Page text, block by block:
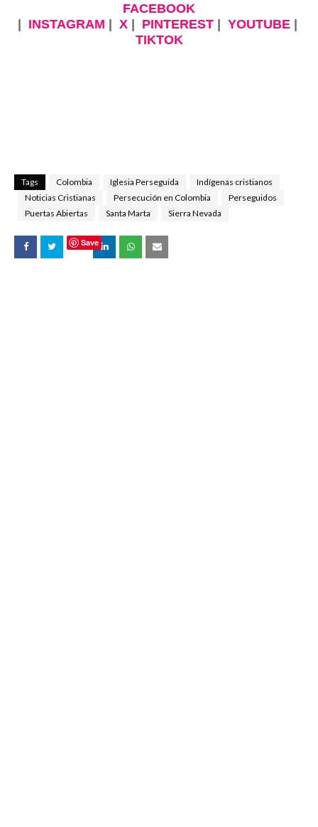
FACEBOOK
| INSTAGRAM | X| PINTEREST| YOUTUBE|
TIKTOK
Tags Colombia Iglesia Perseguida
Indígenas cristianos
Noticias Cristianas
Persecución en Colombia
Perseguidos
Puertas Abiertas
Santa Marta Sierra Nevada
Save